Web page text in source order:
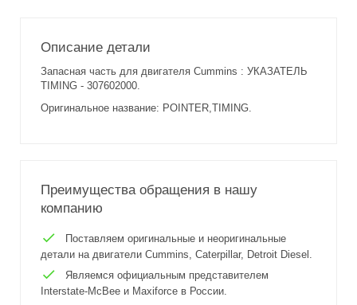
Описание детали
Запасная часть для двигателя Cummins : УКАЗАТЕЛЬ
TIMING - 307602000.
Оригинальное название: POINTER,TIMING.
Преимущества обращения в нашу
компанию
Поставляем оригинальные и неоригинальные
детали на двигатели Cummins, Caterpillar, Detroit Diesel.
Являемся официальным представителем
Interstate-McBee и Maxiforce в России.